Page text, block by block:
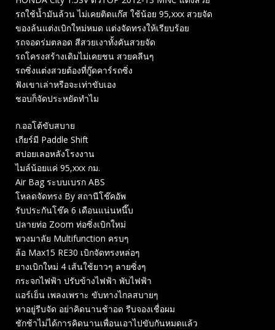
รถใช้น้ำมันล้วน ไม่เคยติดแก๊ส ใช้น้อย 95,xxx สวยจัด
ของล้นแต่งเบิกใหม่หมด แต่งจัดทรงให้เรียบร้อย
รถจอดร่มตลอด สีสวยเงาทั้งคันสวยจัด
รถโครงสร้างเดิมไม่เคยชน สวยคลีนๆ
รถซิ่งแต่งสวยต้องที่กู๊ดคาร์รถซิ่ง
ฟังเขาเล่าหรือจะเท่าขับเอง
ชอบก็จัดประหยัดทำไม
ก.ออโต้ขับสบาย
เกียร์มี Paddle Shift
สปอยเลอหลังโรงงาน
ไมล์น้อยแค่ 95,xxx กม.
Air Bag ระบบเบรก ABS
โหลดจัดทรง By สถานีโช๊คอัพ
รับประกันโช๊ค 6 เดือนแน่นหนึ๊บ
ปลายท่อ Zoom ท่อซิ่งเบิกใหม่
พวงมาลัย Multifunction ครบๆ
ล้อ Max15 RE30 เบิกจัดทรงหล่อๆ
ยางเบิกใหม่ 4 เส้นใช้ยาวๆ ลายซิ่งๆ
กระจกไฟฟ้า ปรับข้างไฟฟ้า พับไฟฟ้า
แอร์เย็น เพลงเพราะ ขับทางไกลสบายๆ
หาอยู่รีบจัด อย่าคิดนานช้าอด รีบจองเชื่อผม
ชักช้าไม่ได้การคิดนานเพื่อนเอาไปขับกันหมดแล้ว